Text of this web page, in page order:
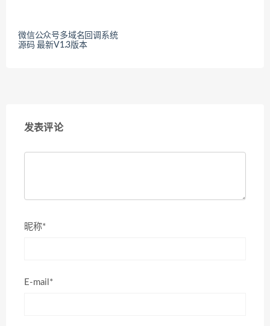
微信公众号多域名回调系统
源码 最新V1.3版本
发表评论
昵称*
E-mail*